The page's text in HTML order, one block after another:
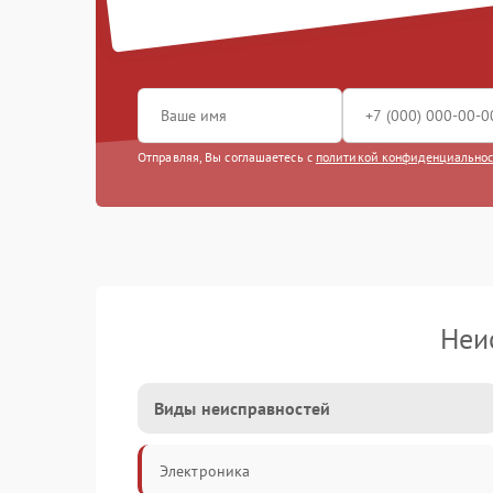
Отправляя, Вы соглашаетесь с политикой
Виды неисправностей
Электроника